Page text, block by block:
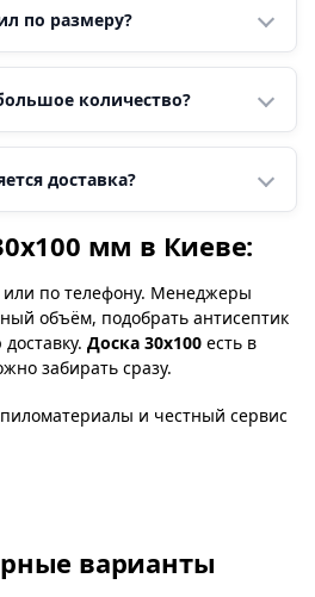
по размеру?
количество?
доставка?
мм в Киеве:
по телефону. Менеджеры
объём, подобрать антисептик
Доска 30х100 есть в
забирать сразу.
и честный сервис
варианты